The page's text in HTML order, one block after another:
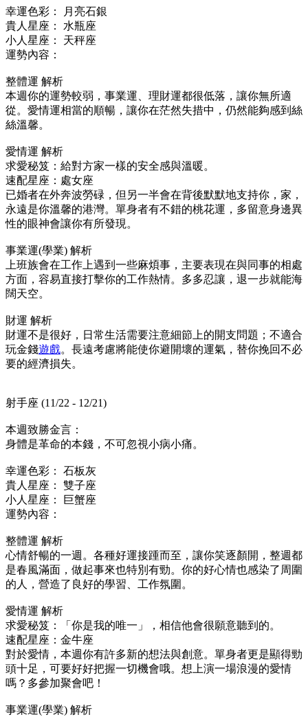
幸運色彩： 月亮石銀
貴人星座： 水瓶座
小人星座： 天秤座
運勢內容：
整體運 解析
本週你的運勢較弱，事業運、理財運都很低落，讓你無所適
從。愛情運相當的順暢，讓你在茫然失措中，仍然能夠感到絲
絲溫馨。
愛情運 解析
求愛秘笈：給對方家一樣的安全感與溫暖。
速配星座：處女座
已婚者在外奔波勞碌，但另一半會在背後默默地支持你，家，
永遠是你溫馨的港灣。單身者有不錯的桃花運，多留意身邊異
性的眼神會讓你有所發現。
事業運(學業) 解析
上班族會在工作上遇到一些麻煩事，主要表現在與同事的相處
方面，容易直接打擊你的工作熱情。多多忍讓，退一步就能海
闊天空。
財運 解析
財運不是很好，日常生活需要注意細節上的開支問題；不適合
玩金錢遊戲。長遠考慮將能使你避開壞的運氣，替你挽回不必
要的經濟損失。
射手座 (11/22 - 12/21)
本週致勝金言：
身體是革命的本錢，不可忽視小病小痛。
幸運色彩： 石板灰
貴人星座： 雙子座
小人星座： 巨蟹座
運勢內容：
整體運 解析
心情舒暢的一週。各種好運接踵而至，讓你笑逐顏開，整週都
是春風滿面，做起事來也特別有勁。你的好心情也感染了周圍
的人，營造了良好的學習、工作氛圍。
愛情運 解析
求愛秘笈：「你是我的唯一」，相信他會很願意聽到的。
速配星座：金牛座
對於愛情，本週你有許多新的想法與創意。單身者更是顯得勁
頭十足，可要好好把握一切機會哦。想上演一場浪漫的愛情
嗎？多參加聚會吧！
事業運(學業) 解析